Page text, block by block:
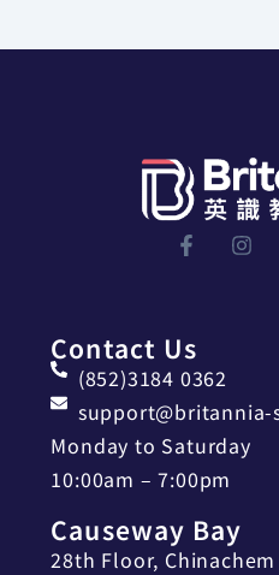
Contact Us
(852)3184 0362
support@britannia-
Monday to Saturday
10:00am – 7:00pm
Causeway Bay
28th Floor,